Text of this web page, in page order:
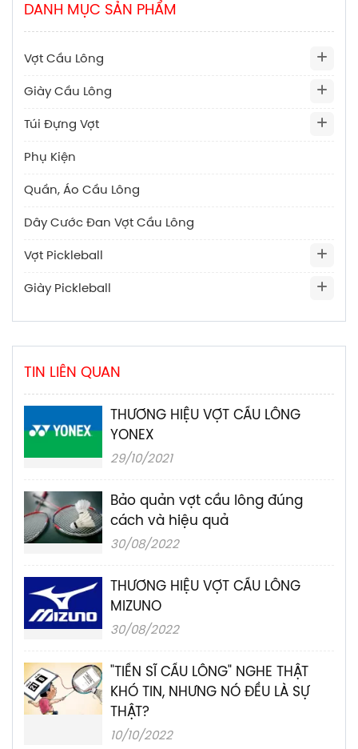
DANH MỤC SẢN PHẨM
Vợt Cầu Lông
Giày Cầu Lông
Túi Đựng Vợt
Phụ Kiện
Quần, Áo Cầu Lông
Dây Cước Đan Vợt Cầu Lông
Vợt Pickleball
Giày Pickleball
TIN LIÊN QUAN
THƯƠNG HIỆU VỢT CẦU LÔNG
YONEX
29/10/2021
Bảo quản vợt cầu lông đúng
cách và hiệu quả
30/08/2022
THƯƠNG HIỆU VỢT CẦU LÔNG
MIZUNO
30/08/2022
"TIẾN SĨ CẦU LÔNG" NGHE THẬT
KHÓ TIN, NHƯNG NÓ ĐỀU LÀ SỰ
THẬT?
10/10/2022